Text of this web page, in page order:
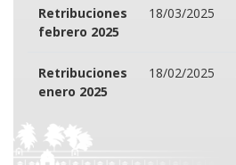
Retribuciones
febrero 2025
18/03/2025
Retribuciones
enero 2025
18/02/2025